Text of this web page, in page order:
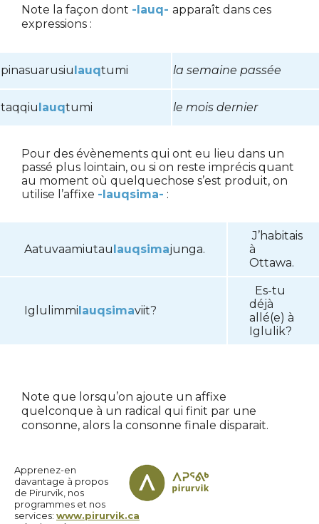
Note la façon dont -lauq- apparaît dans ces
expressions :
pinasuarusiu lauqtumi la semaine passée
taqqiu lauqtumi le mois dernier
Pour des évènements qui ont eu lieu dans un
passé plus lointain, ou si on reste imprécis quant
au moment où quelquechose s’est produit, on
utilise l’affixe -lauqsima- :
Aatuvaamiutau lauqsimajunga.
J’habitais
à
Ottawa.
Iglulimmi lauqsimaviit?
Es-tu
déjà
allé(e) à
Iglulik?
Note que lorsqu’on ajoute un affixe
quelconque à un radical qui finit par une
consonne, alors la consonne finale disparait.
Apprenez-en
davantage à propos
de Pirurvik, nos
programmes et nos
services: www.pirurvik.ca